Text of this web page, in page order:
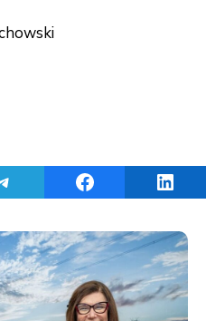
Share on TelegramShare on Facebook